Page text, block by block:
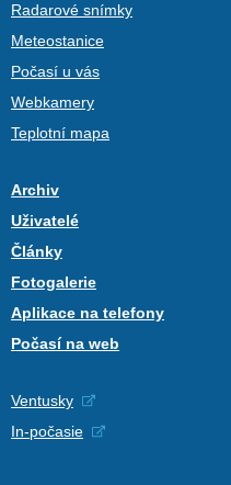
Radarové snímky
Meteostanice
Počasí u vás
Webkamery
Teplotní mapa
Archiv
Uživatelé
Články
Fotogalerie
Aplikace na telefony
Počasí na web
Ventusky
In-počasie